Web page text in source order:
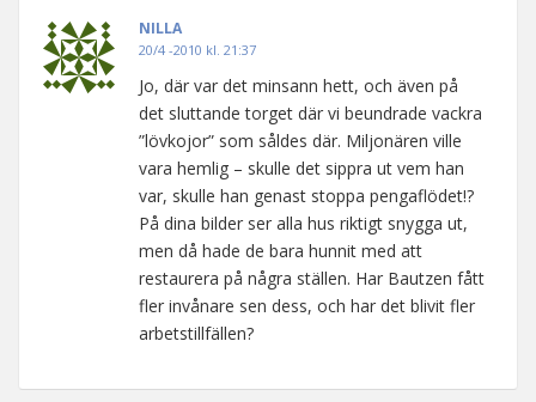
NILLA
20/4 -2010 kl. 21:37
Jo, där var det minsann hett, och även på
det sluttande torget där vi beundrade vackra
”lövkojor” som såldes där. Miljonären ville
vara hemlig – skulle det sippra ut vem han
var, skulle han genast stoppa pengaflödet!?
På dina bilder ser alla hus riktigt snygga ut,
men då hade de bara hunnit med att
restaurera på några ställen. Har Bautzen fått
fler invånare sen dess, och har det blivit fler
arbetstillfällen?